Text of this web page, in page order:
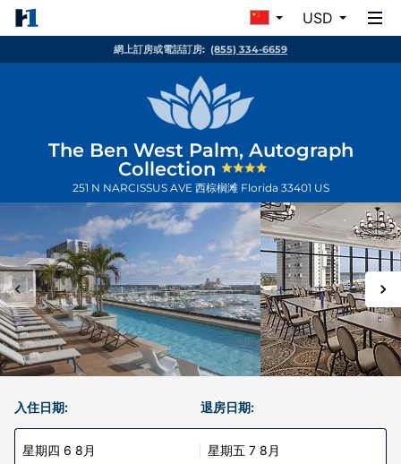
USD
網上訂房或電話訂房: (855) 334-6659
The Ben West Palm, Autograph
Collection
251 N NARCISSUS AVE 西棕榈滩 Florida 33401 US
入住日期:
星期四 6 8月
退房日期:
星期五 7 8月